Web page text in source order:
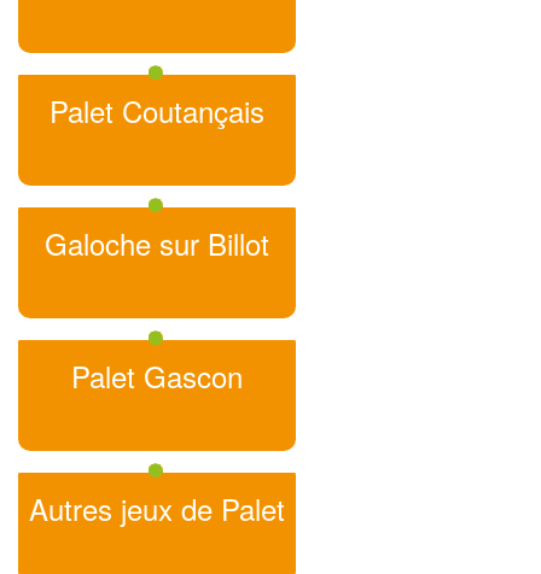
Palet Coutançais
Galoche sur Billot
Palet Gascon
Autres jeux de Palet